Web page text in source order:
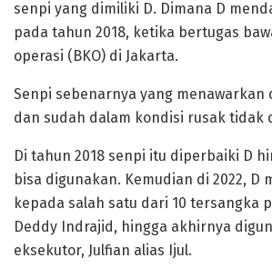
senpi yang dimiliki D. Dimana D
pada tahun 2018, ketika bertugas
operasi (BKO) di Jakarta.
Senpi sebenarnya yang menawarkan
dan sudah dalam kondisi rusak tidak
Di tahun 2018 senpi itu diperbaiki D
bisa digunakan. Kemudian di 2022, D
kepada salah satu dari 10 tersangka
Deddy Indrajid, hingga akhirnya
eksekutor, Julfian alias Ijul.